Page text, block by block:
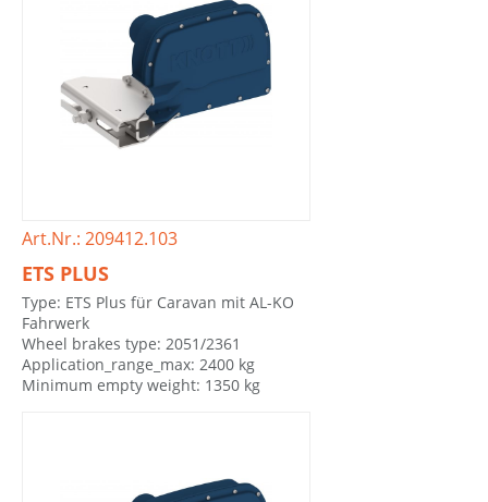
Art.Nr.: 209412.103
ETS PLUS
Type: ETS Plus für Caravan mit AL-KO
Fahrwerk
Wheel brakes type: 2051/2361
Application_range_max: 2400 kg
Minimum empty weight: 1350 kg